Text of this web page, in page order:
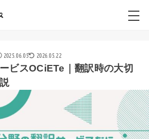
2025.06.05 2026.05.22
ビスOCiETe｜翻訳時の大切